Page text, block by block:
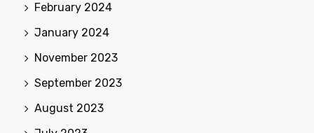
February 2024
January 2024
November 2023
September 2023
August 2023